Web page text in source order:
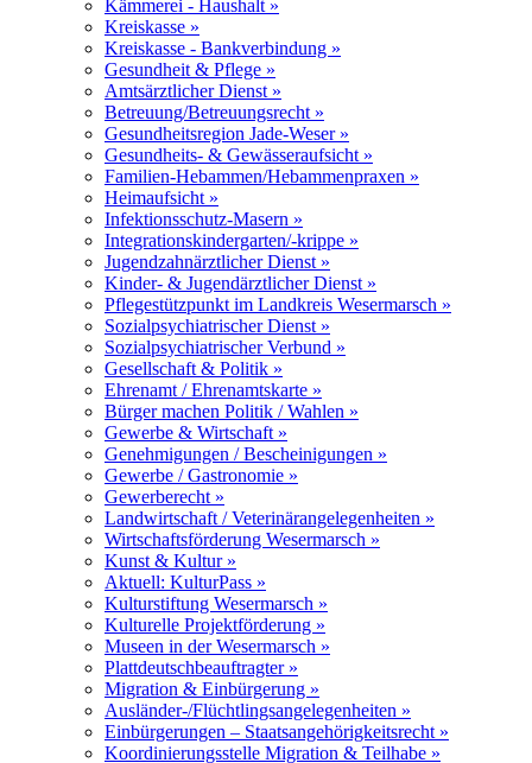
Kämmerei - Haushalt »
Kreiskasse »
Kreiskasse - Bankverbindung »
Gesundheit & Pflege »
Amtsärztlicher Dienst »
Betreuung/Betreuungsrecht »
Gesundheitsregion Jade-Weser »
Gesundheits- & Gewässeraufsicht »
Familien-Hebammen/Hebammenpraxen »
Heimaufsicht »
Infektionsschutz-Masern »
Integrationskindergarten/-krippe »
Jugendzahnärztlicher Dienst »
Kinder- & Jugendärztlicher Dienst »
Pflegestützpunkt im Landkreis Wesermarsch »
Sozialpsychiatrischer Dienst »
Sozialpsychiatrischer Verbund »
Gesellschaft & Politik »
Ehrenamt / Ehrenamtskarte »
Bürger machen Politik / Wahlen »
Gewerbe & Wirtschaft »
Genehmigungen / Bescheinigungen »
Gewerbe / Gastronomie »
Gewerberecht »
Landwirtschaft / Veterinärangelegenheiten »
Wirtschaftsförderung Wesermarsch »
Kunst & Kultur »
Aktuell: KulturPass »
Kulturstiftung Wesermarsch »
Kulturelle Projektförderung »
Museen in der Wesermarsch »
Plattdeutschbeauftragter »
Migration & Einbürgerung »
Ausländer-/Flüchtlingsangelegenheiten »
Einbürgerungen – Staatsangehörigkeitsrecht »
Koordinierungsstelle Migration & Teilhabe »